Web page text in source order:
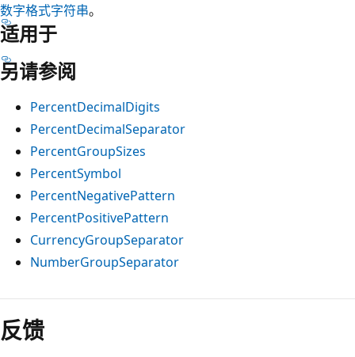
数字格式字符串。
适用于
另请参阅
PercentDecimalDigits
PercentDecimalSeparator
PercentGroupSizes
PercentSymbol
PercentNegativePattern
PercentPositivePattern
CurrencyGroupSeparator
NumberGroupSeparator
阅
读
模
反馈